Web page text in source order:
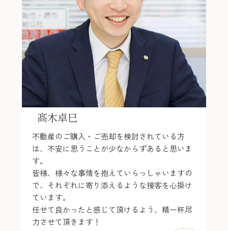
髙木卓巳
不動産のご購入・ご売却を検討されている方
は、不安に思うことが少なからずあると思いま
す。
皆様、様々な事情を抱えていらっしゃいますの
で、それぞれに寄り添えるような接客を心掛け
ています。
任せて良かったと感じて頂けるよう、精一杯尽
力させて頂きます！